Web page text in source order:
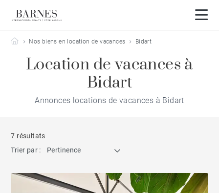
Barnes Côte Basque
Nos biens en location de vacances Bidart
Location de vacances à
Bidart
Annonces locations de vacances à Bidart
7 résultats
Trier par :
Pertinence